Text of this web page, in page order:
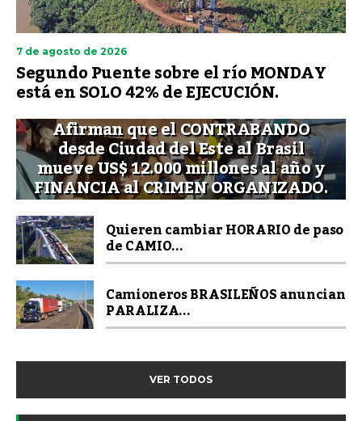
7 de agosto de 2026
Segundo Puente sobre el río MONDAY
está en SOLO 42% de EJECUCIÓN.
Afirman que el CONTRABANDO
desde Ciudad del Este al Brasil
mueve US$ 12.000 millones al año y
FINANCIA al CRIMEN ORGANIZADO.
Quieren cambiar HORARIO de paso
de CAMIO...
Camioneros BRASILEÑOS anuncian
PARALIZA...
VER TODOS